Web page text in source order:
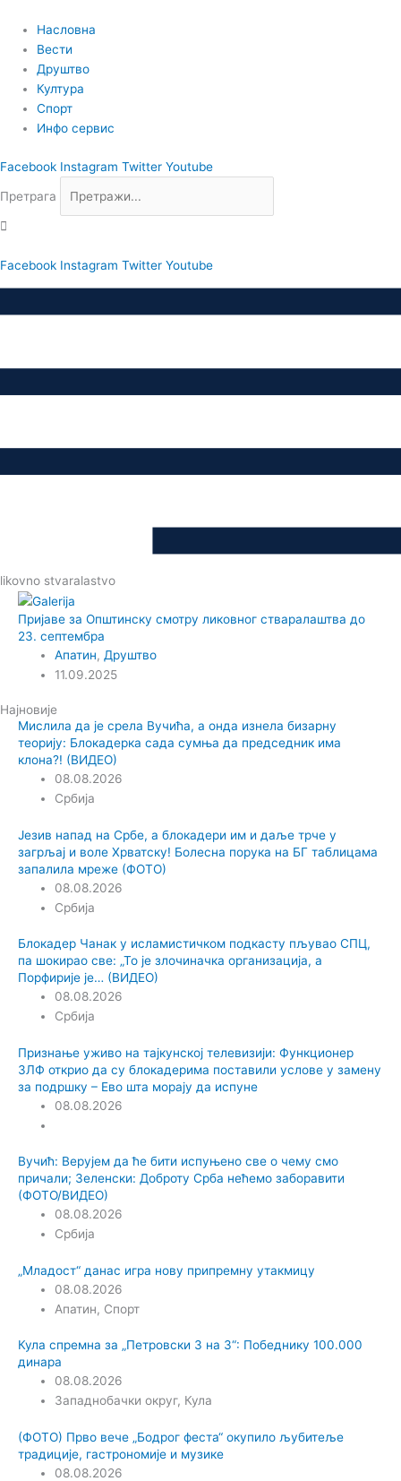
садржај
Насловна
Вести
Друштво
Култура
Спорт
Инфо сервис
Facebook Instagram Twitter Youtube
Претрага
Facebook Instagram Twitter Youtube
likovno stvaralastvo
Пријаве за Општинску смотру ликовног стваралаштва до
23. септембра
Апатин, Друштво
11.09.2025
Најновије
Мислила да је срела Вучића, а онда изнела бизарну
теорију: Блокадерка сада сумња да председник има
клона?! (ВИДЕО)
08.08.2026
Србија
Језив напад на Србе, а блокадери им и даље трче у
загрљај и воле Хрватску! Болесна порука на БГ таблицама
запалила мреже (ФОТО)
08.08.2026
Србија
Блокадер Чанак у исламистичком подкасту пљувао СПЦ,
па шокирао све: „То је злочиначка организација, а
Порфирије је… (ВИДЕО)
08.08.2026
Србија
Признање уживо на тајкунској телевизији: Функционер
ЗЛФ открио да су блокадерима поставили услове у замену
за подршку – Ево шта морају да испуне
08.08.2026
Вучић: Верујем да ће бити испуњено све о чему смо
причали; Зеленски: Доброту Срба нећемо заборавити
(ФОТО/ВИДЕО)
08.08.2026
Србија
„Младост“ данас игра нову припремну утакмицу
08.08.2026
Апатин, Спорт
Кула спремна за „Петровски 3 на 3“: Победнику 100.000
динара
08.08.2026
Западнобачки округ, Кула
(ФОТО) Прво вече „Бодрог феста“ окупило љубитеље
традиције, гастрономије и музике
08.08.2026